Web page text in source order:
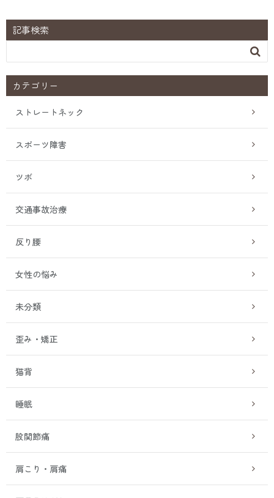
記事検索

カテゴリー
ストレートネック
スポーツ障害
ツボ
交通事故治療
反り腰
女性の悩み
未分類
歪み・矯正
猫背
睡眠
股関節痛
肩こり・肩痛